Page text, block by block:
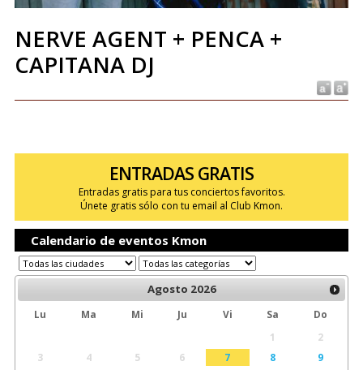
NERVE AGENT + PENCA +
CAPITANA DJ
ENTRADAS GRATIS
Entradas gratis para tus conciertos favoritos.
Únete gratis sólo con tu email al Club Kmon.
Calendario de eventos Kmon
Agosto 2026
Lu Ma Mi Ju Vi Sa
Do
1
2
3
4 5 6 7 8
9